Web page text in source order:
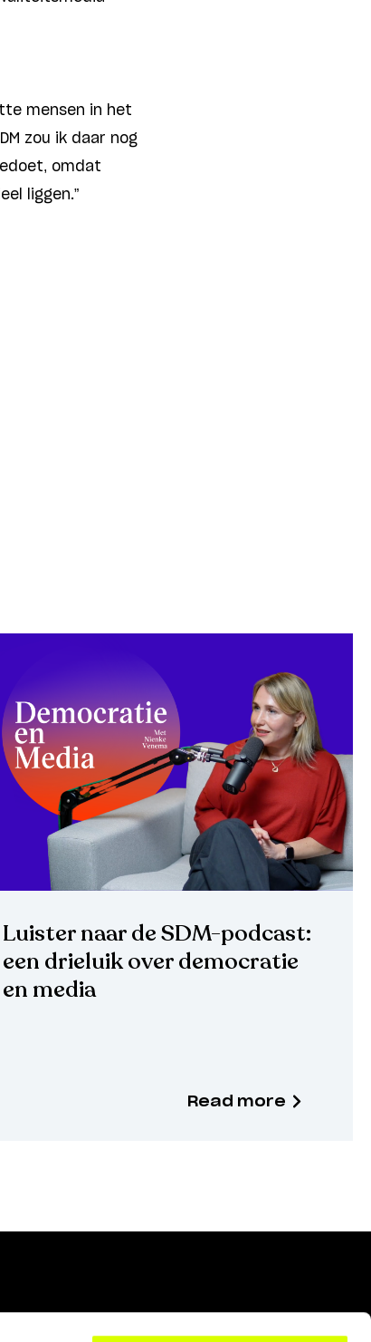
mensen in het
zou ik daar nog
omdat
liggen.”
Luister naar de SDM-podcast:
een drieluik over democratie
en media
Read more